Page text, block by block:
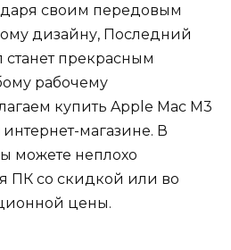
своим передовым
дизайну, Последний
прекрасным
рабочему
купить Apple Mac M3
магазине. В
можете неплохо
ПК со скидкой или во
цены.